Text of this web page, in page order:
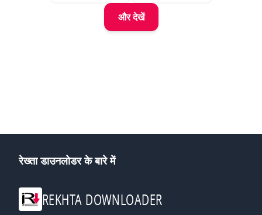
और देखें
रेख्ता डाउनलोडर के बारे में
REKHTA DOWNLOADER